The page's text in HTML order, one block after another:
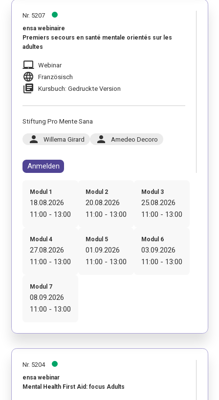
Nr. 5207
ensa webinaire
Premiers secours en santé mentale orientés sur les
adultes
laptop_mac Webinar
language Französisch
library_books Kursbuch: Gedruckte Version
Stiftung Pro Mente Sana
person Willema Girard person Amedeo Decoro
Anmelden
Modul 1
18.08.2026
11:00 - 13:00
Modul 2
20.08.2026
11:00 - 13:00
Modul 3
25.08.2026
11:00 - 13:00
Modul 4
27.08.2026
11:00 - 13:00
Modul 5
01.09.2026
11:00 - 13:00
Modul 6
03.09.2026
11:00 - 13:00
Modul 7
08.09.2026
11:00 - 13:00
Nr. 5204
ensa webinar
Mental Health First Aid: focus Adults